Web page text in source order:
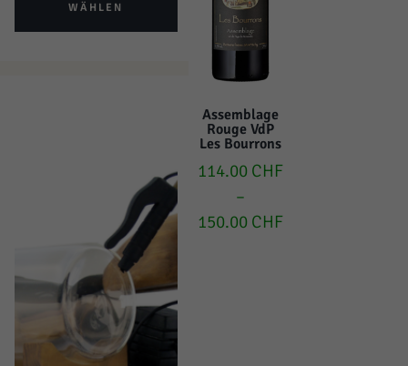
WÄHLEN
Assemblage
Rouge VdP
Les Bourrons
114.00 CHF
–
150.00 CHF